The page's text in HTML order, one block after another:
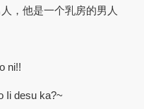
，他是一个乳房的男人
ni!!
Ii desu ka?~